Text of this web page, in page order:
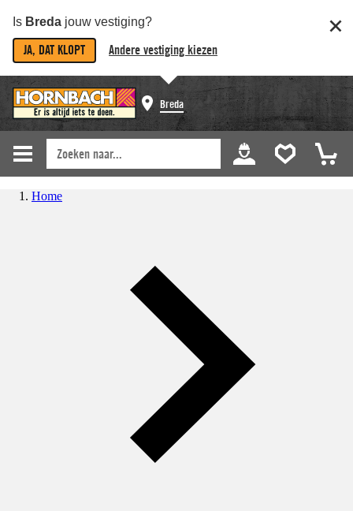
Is Breda jouw vestiging?
JA, DAT KLOPT Andere vestiging kiezen
Breda
Home